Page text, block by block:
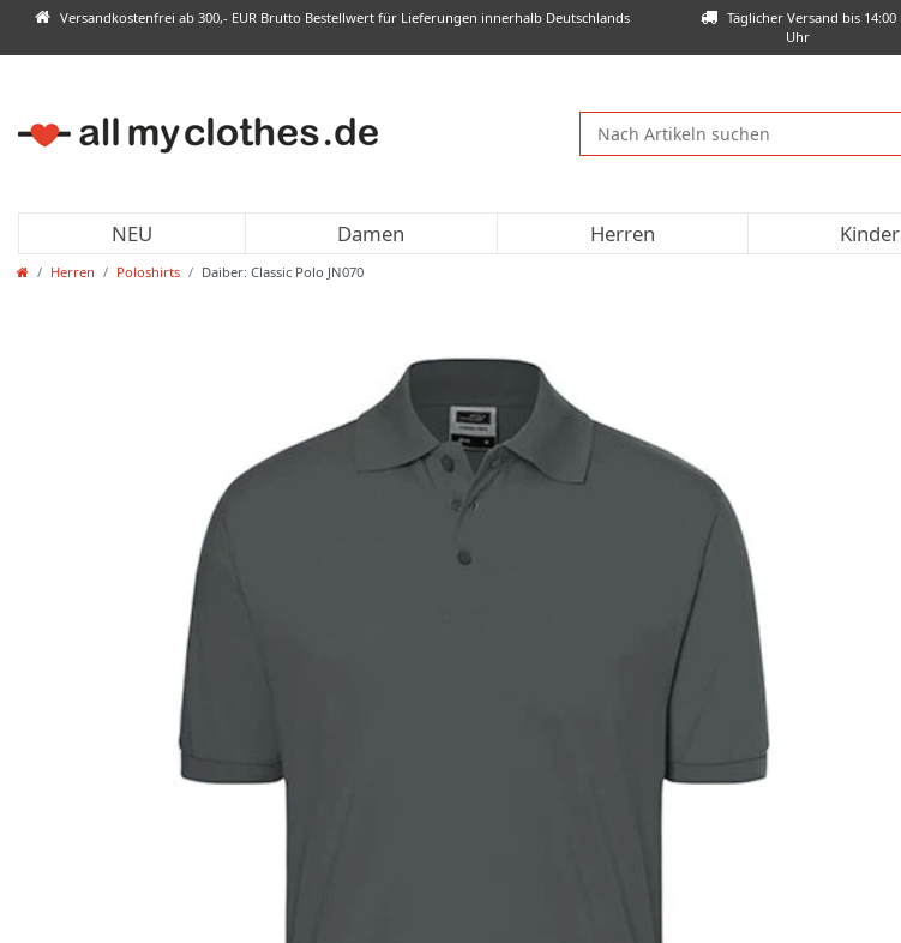
Täglicher Versand bis 14:00
Uhr
Versandkostenfrei ab 300,- EUR Brutto Bestellwert für Lieferungen innerhalb Deutschlands
NEU Damen Herren Kinder
Herren Poloshirts Daiber: Classic Polo JN070